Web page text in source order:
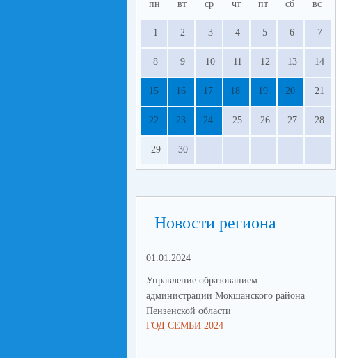
пн вт ср чт пт сб вс
1 2 3 4 5 6 7
8 9 10 11 12 13 14
15 16 17 18 19 20 21
22 23 24 25 26 27 28
29 30
Новости региона
01.01.2024
Управление образованием
администрации Мокшанского района
Пензенской области
ГОД СЕМЬИ 2024